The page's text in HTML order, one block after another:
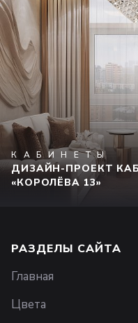
КАБИНЕТЫ
ДИЗАЙН-ПРОЕКТ
«КОРОЛЁВА 13»
РАЗДЕЛЫ САЙТА
Главная
Цвета